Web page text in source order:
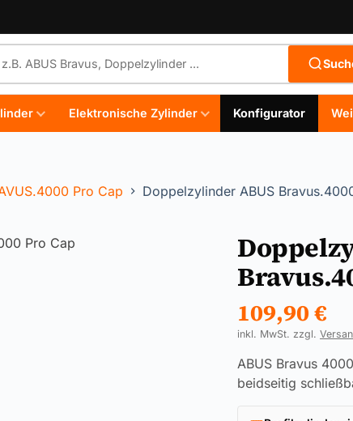
Elektronische Zylinder Konfigurator
Pro Cap Doppelzylinder ABUS
109,90€
inkl. MwSt. zzgl.
ABUS Bravus
beidseitig